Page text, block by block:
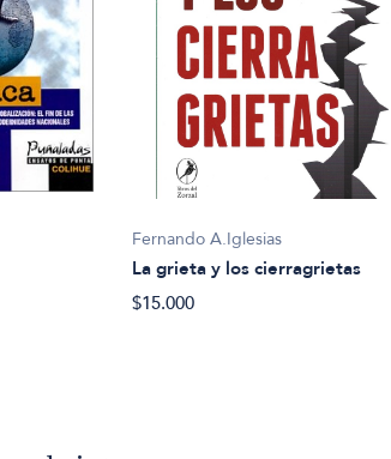
Fernando A.Iglesias
La grieta y los cierragrietas
$15.000